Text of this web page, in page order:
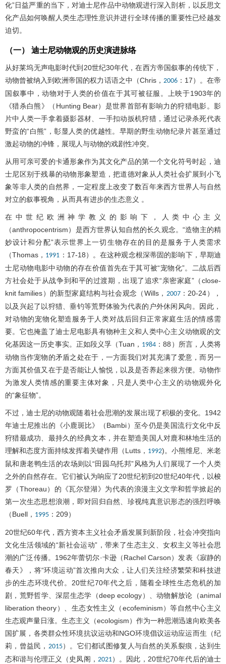
化”日益严重的当下，对迪士尼作品中动物观进行深入剖析，以反思文
化产品如何唤醒人类生态理性意识并进行全球传播的重要性已经越发
迫切。
（一） 迪士尼动物观的历史演进脉络
从好莱坞无声电影时代到20世纪30年代，在西方帝国叙事的传统下，
动物曾被纳入到欧洲帝国的权力话语之中（Chris， 2006：17）。在帝
国叙事中，动物对于人类的价值在于其可被征服。上映于1903年的
《猎杀白熊》（Hunting Bear）是世界首部有影响力的狩猎电影。影
片中人类一手拿着摄影器材、一手扣动扳机狩猎，通过记录杀死代表
野蛮的“白熊”，彰显人类的优越性。早期的野生动物纪录片甚至通过
激起动物的冲锋，展现人与动物的戏剧性冲突。
从用可亲可爱的卡通形象作为其文化产品的第一个文化符号时起，迪
士尼区别于残暴的动物形象塑造，把道德对象从人类社会扩展到小飞
象等非人类的自然界，一定程度上改变了数百年来西方世界人与自然
对立的叙事视角，从而具有进步的生态意义 。
在中世纪欧洲神学教义的影响下，人类中心主义
（anthropocentrism）是西方世界认知自然的长久观念。“造物主的精
妙设计和分配”表示世界上一切生物存在的目的是服务于人类需求
（Thomas， 1991 ：17-18）。在这种观念根深蒂固的影响下，早期迪
士尼动物电影中动物的存在价值首先在于其可被“宠物化”。二战后西
方社会处于从战争到和平的过渡期，出现了追求“亲密家庭”（close-
knit families）的新型家庭结构与社会观念（Wills， 2007：20-24），
以及兴起了以狩猎、垂钓等荒野体验为代表的户外休闲风向。因此，
对动物的宠物化塑造服务于人类对战后回归正常家庭生活的情感需
要。它也掩盖了迪士尼电影具有物种主义和人类中心主义动物观的文
化基因这一历史事实。正如段义孚（Tuan， 1984 ：88）所言，人类将
动物当作宠物的矛盾之处在于，一方面我们对其充满了爱意，而另一
方面其价值又在于是否能让人愉悦，以及是否养起来很方便。动物作
为激发人类情感的重要主体对象，只是人类中心主义的动物观外化
的“象征物”。
不过，迪士尼的动物观随着社会思潮的发展出现了积极的变化。1942
年迪士尼推出的《小鹿斑比》（Bambi）至今仍是美国流行文化中反
狩猎最成功、最持久的经典文本，并在塑造美国人对鹿和林地生活的
理解和态度方面持续发挥着关键作用（Lutts， 1992)。小熊维尼、米老
鼠和唐老鸭生活的农场则以“田园乌托邦”风格为人们展现了一个人类
之外的自然存在。它们被认为响应了20世纪初到20世纪40年代，以梭
罗（Thoreau）的《瓦尔登湖》为代表的浪漫主义文学和哲学掀起的
第一次生态思想浪潮，即对回归自然、珍视纯真意识形态的强烈呼唤
（Buell， 1995 ：209）
20世纪60年代，西方资本主义社会矛盾发展到新阶段，社会冲突指向
文化生活领域的“新社会运动”，带来了生态主义、女权主义等社会思
潮的广泛传播。1962年蕾切尔·卡逊（Rachel Carson）发表《寂静的
春天》，将“环境运动”首次推向大众，让人们关注经济繁荣和科技进
步的生态环境代价。20世纪70年代之后，随着全球性生态危机的加
剧，荒野哲学、深层生态学（deep ecology）、动物解放论（animal
liberation theory）、生态女性主义（ecofeminism）等自然中心主义
生态观声量日涨。生态主义（ecologism）作为一种思潮迅速向欧美各
国扩展，各类群众性环境抗议运动和NGO环境倡议运动应运而生（纪
莉，曾益民， 2015）。它们都试图修复人与自然的关系裂痕，达到生
态和谐与伦理正义（史凤阁， 2021）。因此，20世纪70年代后的迪士